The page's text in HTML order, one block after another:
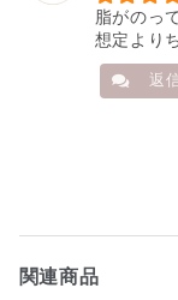
善
こ
け
ま
贈
た
贈
脂がのっ
想定より
返
ま
関連商品